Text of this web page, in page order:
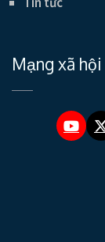
Mạng xã hội